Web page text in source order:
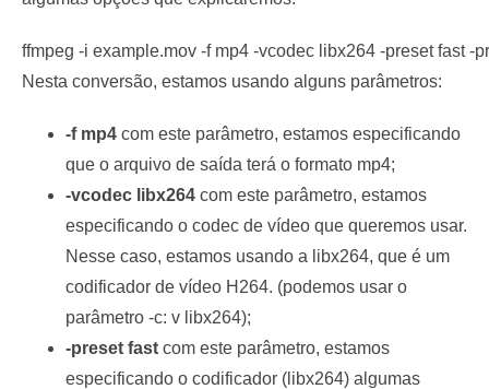
ffmpeg -i example.mov -f mp4 -vcodec libx264 -preset fast
Nesta conversão, estamos usando alguns parâmetros:
-f mp4 com este parâmetro, estamos especificando
que o arquivo de saída terá o formato mp4;
-vcodec libx264 com este parâmetro, estamos
especificando o codec de vídeo que queremos usar.
Nesse caso, estamos usando a libx264, que é um
codificador de vídeo H264. (podemos usar o
parâmetro -c: v libx264);
-preset fast com este parâmetro, estamos
especificando o codificador (libx264) algumas